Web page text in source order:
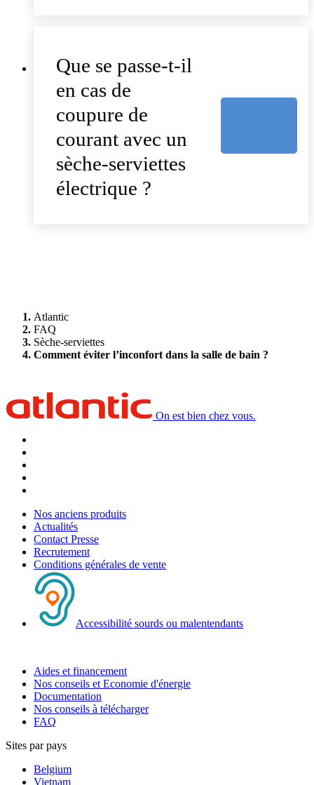
Que se passe-t-il
en cas de
coupure de
courant avec un
sèche-serviettes
électrique ?
Atlantic
FAQ
Sèche-serviettes
Comment éviter l’inconfort dans la salle de bain ?
On est bien chez vous.
Nos anciens produits
Actualités
Contact Presse
Recrutement
Conditions générales de vente
Accessibilité sourds ou malentendants
Aides et financement
Nos conseils et Economie d'énergie
Documentation
Nos conseils à télécharger
FAQ
Sites par pays
Belgium
Vietnam